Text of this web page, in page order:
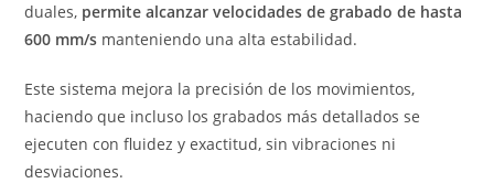
duales, permite alcanzar velocidades de grabado de hasta
600 mm/s manteniendo una alta estabilidad.
Este sistema mejora la precisión de los movimientos,
haciendo que incluso los grabados más detallados se
ejecuten con fluidez y exactitud, sin vibraciones ni
desviaciones.